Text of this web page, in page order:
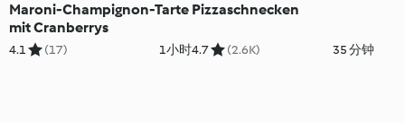
Maroni-Champignon-Tarte
mit Cranberrys
4.1 (17) 1小时
Pizzaschnecken
4.7 (2.6K) 35 分钟